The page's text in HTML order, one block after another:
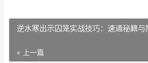
逆水寒出示囚笼实战技巧：速通秘籍
« 上一篇